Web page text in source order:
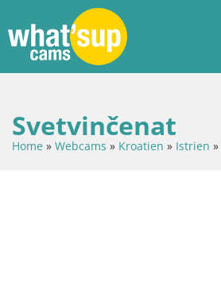
Svetvinčenat
Home » Webcams » Kroatien » Istrien »